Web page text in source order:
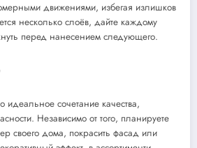
движениями, избегая излишков
несколько слоёв, дайте каждому
перед нанесением следующего.
идеальное сочетание качества,
Независимо от того, планируете
своего дома, покрасить фасад или